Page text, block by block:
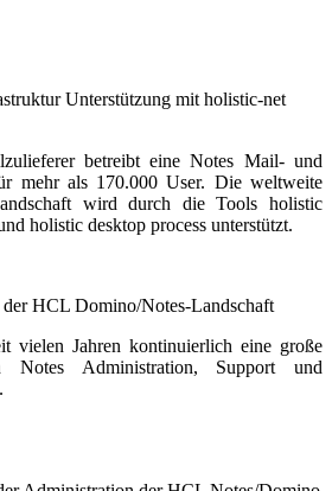
Unterstützung mit holistic-net
betreibt eine Notes Mail- und
mehr als 170.000 User. Die weltweite
wird durch die Tools holistic
holistic desktop process unterstützt.
HCL Domino/Notes-Landschaft
vielen Jahren kontinuierlich eine große
Notes Administration, Support und